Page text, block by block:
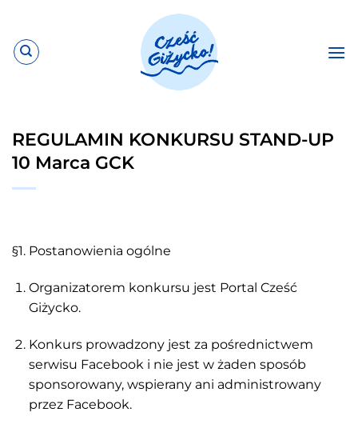
zawartości
REGULAMIN KONKURSU STAND-UP
10 Marca GCK
§1. Postanowienia ogólne
Organizatorem konkursu jest Portal Cześć
Giżycko.
Konkurs prowadzony jest za pośrednictwem
serwisu Facebook i nie jest w żaden sposób
sponsorowany, wspierany ani administrowany
przez Facebook.